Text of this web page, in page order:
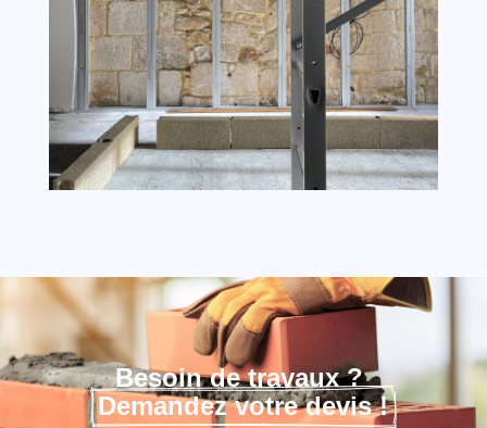
Besoin de travaux ?
Demandez votre devis !